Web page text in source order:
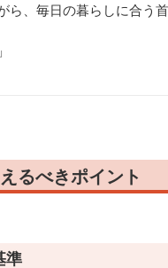
、毎日の暮らしに合う
」
るべきポイント
準